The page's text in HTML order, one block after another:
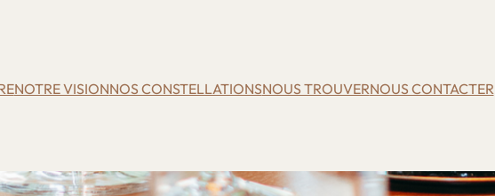
NOTRE VISIONNOS CONSTELLATIONSNOUS TROUVERNOUS CONTACTER